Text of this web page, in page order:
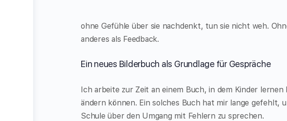
ohne Gefühle über sie nachdenkt, tun sie nicht weh.
anderes als Feedback.
Ein neues Bilderbuch als Grundlage für Gespräche
Ich arbeite zur Zeit an einem Buch, in dem Kinder
ändern können. Ein solches Buch hat mir lange gefehlt,
Schule über den Umgang mit Fehlern zu sprechen.